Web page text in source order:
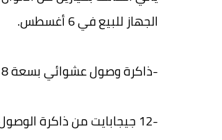
الجهاز للبيع في 6 أغسطس.
-ذاكرة وصول عشوائي بسعة 8 جيجا بايت + سعة تخزين 128 جيجا بايت مقابل 49999 روبية
-12 جيجابايت من ذاكرة الوصول العشوائي + 256 جيجابايت للتخزين مقابل 54999 روبية